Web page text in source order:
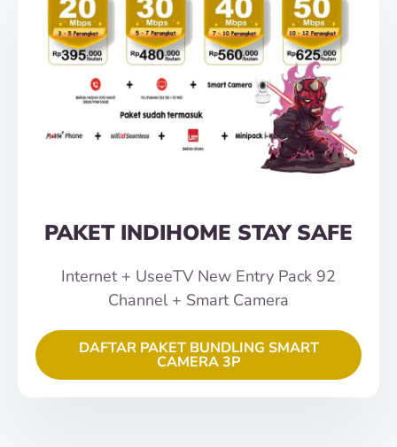
PAKET INDIHOME STAY SAFE
Internet + UseeTV New Entry Pack 92
Channel + Smart Camera
DAFTAR PAKET BUNDLING SMART
CAMERA 3P